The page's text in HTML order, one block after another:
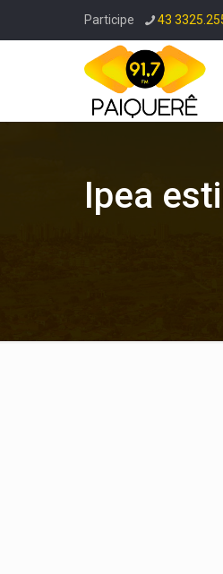
Participe 43
Ipea